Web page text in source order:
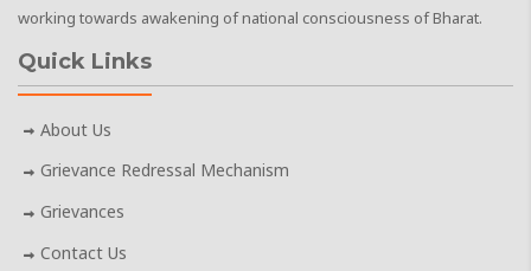
working towards awakening of national consciousness of Bharat.
Quick Links
About Us
Grievance Redressal Mechanism
Grievances
Contact Us